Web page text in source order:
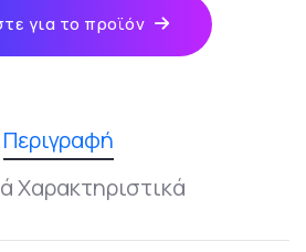
για το προϊόν
Περιγραφή
Χαρακτηριστικά